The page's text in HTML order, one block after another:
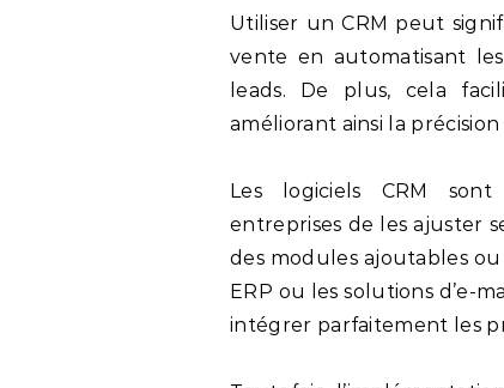
Utiliser un CRM peut
vente en automatisant
leads. De plus, cela
améliorant ainsi la
Les logiciels CRM sont
entreprises de les ajuster
des modules ajoutables
ERP ou les solutions d’e-
intégrer parfaitement les